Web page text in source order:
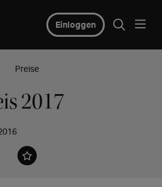
Einloggen
Preise
2017